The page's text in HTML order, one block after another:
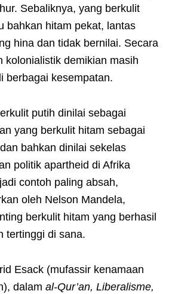
Sebaliknya, yang berkulit
bahkan hitam pekat, lantas
hina dan tidak bernilai. Secara
kolonialistik demikian masih
berbagai kesempatan.
putih dinilai sebagai
yang berkulit hitam sebagai
bahkan dinilai sekelas
politik apartheid di Afrika
contoh paling absah,
oleh Nelson Mandela,
berkulit hitam yang berhasil
tertinggi di sana.
Esack (mufassir kenamaan
dalam al-Qur’an, Liberalisme,